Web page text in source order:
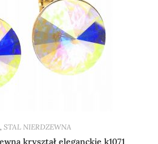
STAL NIERDZEWNA
kryształ eleganckie k1071